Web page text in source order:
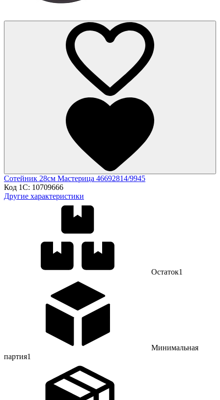
Сотейник 28см Мастерица 46692814/9945
Код 1С: 10709666
Другие характеристики
Остаток1
Минимальная
партия1